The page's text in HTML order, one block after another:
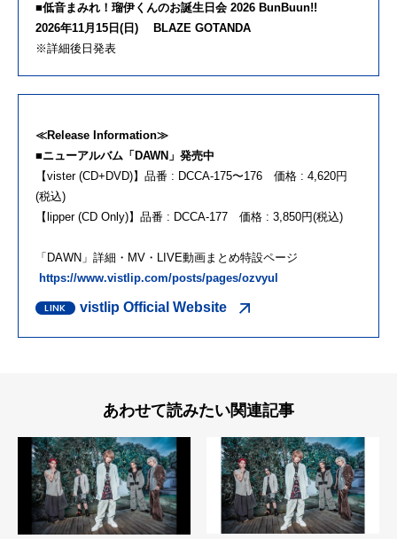
■低音まみれ！瑠伊くんのお誕生日会 2026 BunBuun!!
2026年11月15日(日) BLAZE GOTANDA
※詳細後日発表
≪Release Information≫
■ニューアルバム「DAWN」発売中
【vister (CD+DVD)】品番 : DCCA-175〜176 価格 : 4,620円
(税込)
【lipper (CD Only)】品番 : DCCA-177 価格 : 3,850円(税込)
「DAWN」詳細・MV・LIVE動画まとめ特設ページ
https://www.vistlip.com/posts/pages/ozvyul
vistlip Official Website
あわせて読みたい関連記事